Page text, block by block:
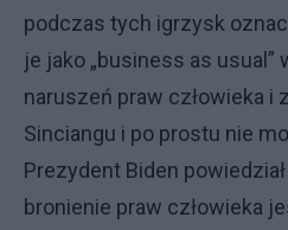
podczas tych igrzysk
je jako „business as
naruszeń praw człowieka i
Sinciangu i po prostu nie
Prezydent Biden
bronienie praw człowieka